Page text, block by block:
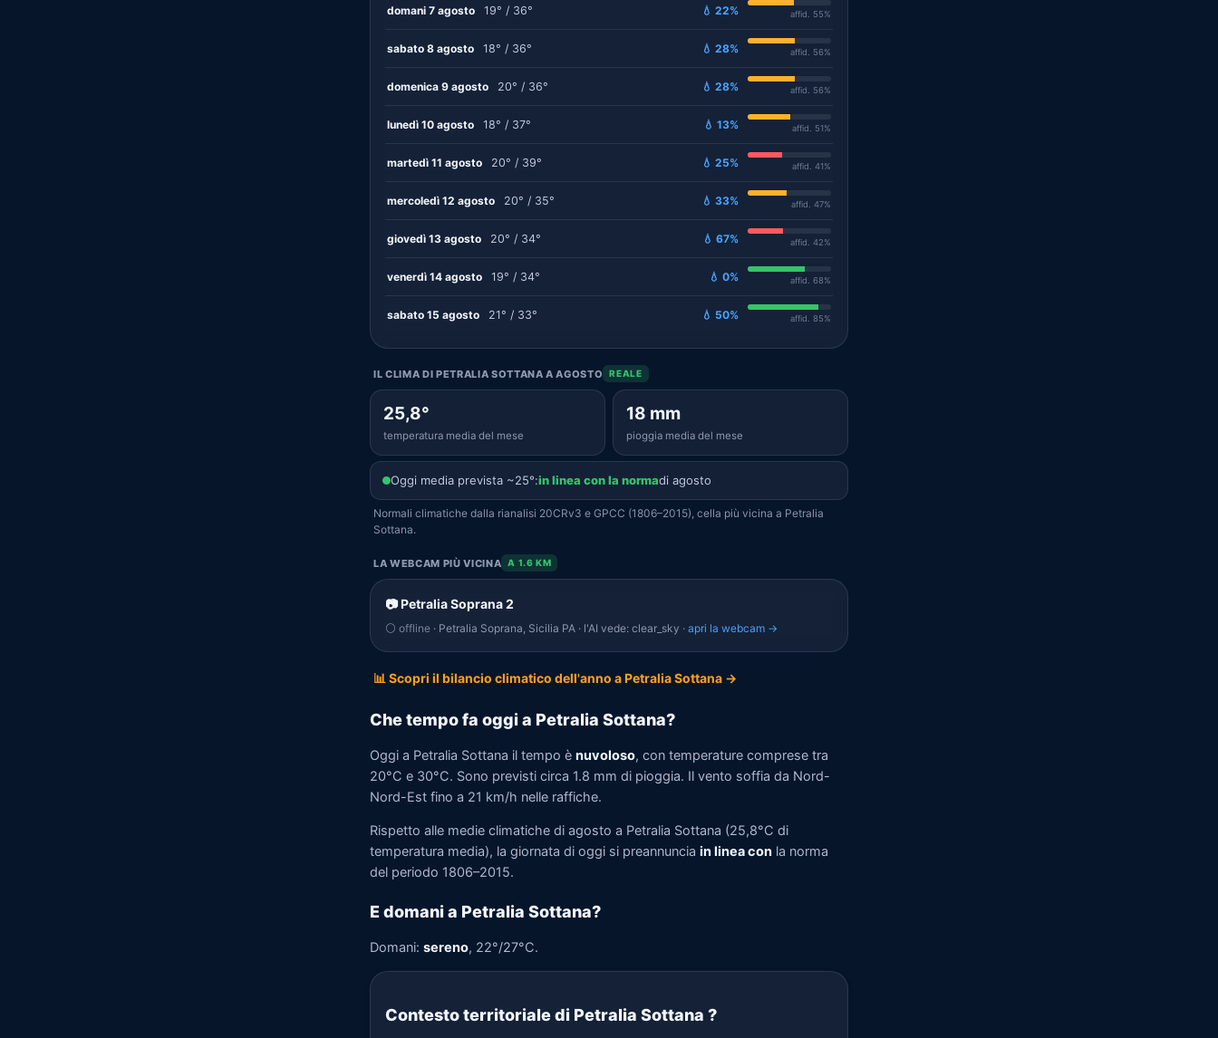
domani 7 agosto 19° / 36° 💧 22% affid. 55%
sabato 8 agosto 18° / 36° 💧 28% affid. 56%
domenica 9 agosto 20° / 36° 💧 28% affid. 56%
lunedì 10 agosto 18° / 37° 💧 13% affid. 51%
martedì 11 agosto 20° / 39° 💧 25% affid. 41%
mercoledì 12 agosto 20° / 35° 💧 33% affid. 47%
giovedì 13 agosto 20° / 34° 💧 67% affid. 42%
venerdì 14 agosto 19° / 34° 💧 0% affid. 68%
sabato 15 agosto 21° / 33° 💧 50% affid. 85%
IL CLIMA DI PETRALIA SOTTANA A AGOSTO REALE
25,8°
temperatura media del mese
18 mm
pioggia media del mese
Oggi media prevista ~25°:in linea con la normadi agosto
Normali climatiche dalla rianalisi 20CRv3 e GPCC (1806–2015), cella più vicina a Petralia
Sottana.
LA WEBCAM PIÙ VICINA A 1.6 KM
📷 Petralia Soprana 2
⚪ offline · Petralia Soprana, Sicilia PA · l'AI vede: clear_sky · apri la webcam →
📊 Scopri il bilancio climatico dell'anno a Petralia Sottana →
Che tempo fa oggi a Petralia Sottana?
Oggi a Petralia Sottana il tempo è nuvoloso, con temperature comprese tra
20°C e 30°C. Sono previsti circa 1.8 mm di pioggia. Il vento soffia da Nord-
Nord-Est fino a 21 km/h nelle raffiche.
Rispetto alle medie climatiche di agosto a Petralia Sottana (25,8°C di
temperatura media), la giornata di oggi si preannuncia in linea con la norma
del periodo 1806–2015.
E domani a Petralia Sottana?
Domani: sereno, 22°/27°C.
Contesto territoriale di Petralia Sottana ?